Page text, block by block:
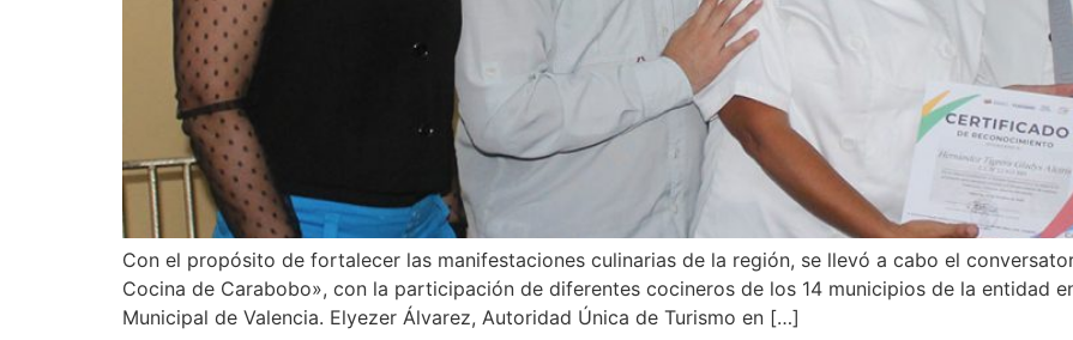
Con el propósito de fortalecer las manifestaciones culinarias de la región, se llevó a cabo el
Cocina de Carabobo», con la participación de diferentes cocineros de los 14 municipios de la entidad
Municipal de Valencia. Elyezer Álvarez, Autoridad Única de Turismo en […]